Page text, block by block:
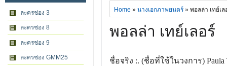
ละครช่อง 3
ละครช่อง 8
ละครช่อง 9
ละครช่อง GMM25
Home » นางเอกภาพยนตร์ » พอลล่า เทย์เล
พอลล่า เทย์เลอร์
ชื่อจริง :. (ชื่อที่ใช้ในวงการ) Paula